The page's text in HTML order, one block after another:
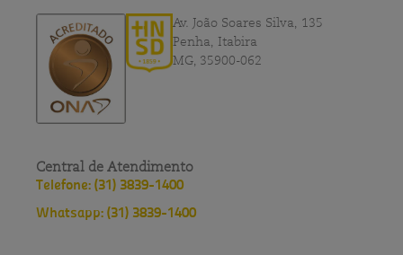
Av. João Soares Silva, 135
Penha, Itabira
MG, 35900-062
Central de Atendimento
Telefone: (31) 3839-1400
Whatsapp: (31) 3839-1400